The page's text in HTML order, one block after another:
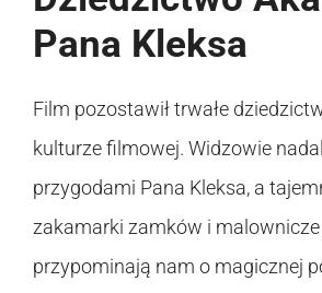
Pana Kleksa
Film pozostawił trwałe
kulturze filmowej. Widzowie
przygodami Pana Kleksa, a
zakamarki zamków i
przypominają nam o magicznej